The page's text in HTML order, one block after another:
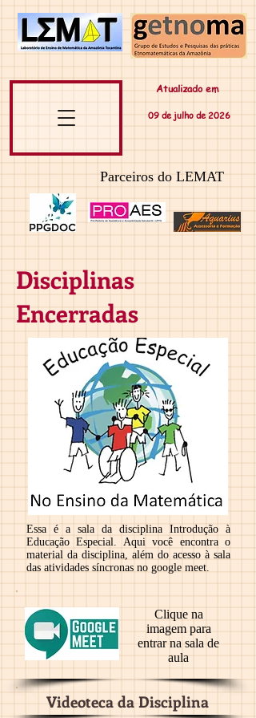
Atualizado em
09 dejulhode 2026
Parceiros do LEMAT
Disciplinas
Encerradas
Essa é a sala da disciplina Introdução à
Educação Especial. Aqui você encontra o
material da disciplina, além do acesso à sala
das atividades síncronas no google meet.
Clique na
imagem para
entrar na sala de
aula
Videoteca da Disciplina